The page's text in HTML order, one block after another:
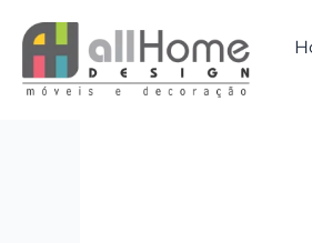
para
conteúdo